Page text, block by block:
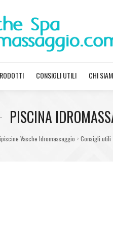
CONSIGLI UTILI CHI
PISCINA
Vasche Idromassaggio > Consigli utili